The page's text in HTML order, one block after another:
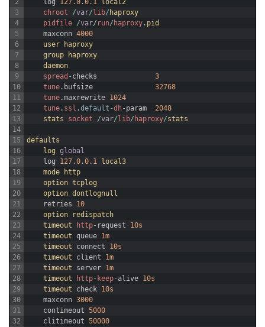
2
3
4
5
6
7
8
9
10
11
12
13
14
15
16
17
18
19
20
21
22
23
24
25
26
27
28
29
30
31
32
log
127.0.0.1
local2
chroot
/var/ lib/ haproxy
pidfile /var/ run/ haproxy. pid
maxconn 4000
user
haproxy
group
haproxy
daemon
spread - checks
3
tune. bufsize
32768
tune.maxrewrite 1024
tune. ssl .default -dh-param
2048
stats socket /var/ lib/ haproxy/stats
defaults
log global
log
127.0.0.1
local3
mode
http
option tcplog
option dontlognull
retries
10
option
redispatch
timeout
http- request
10s
timeout queue 1m
timeout connect
10s
timeout client
1m
timeout server 1m
timeout
http- keep-alive 10s
timeout check 10s
maxconn 3000
contimeout 5000
clitimeout 50000